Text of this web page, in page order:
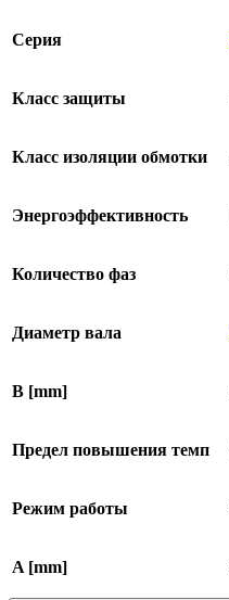
Серия
Класс защиты
Класс изоляции обмотки
Энергоэффективность
Количество фаз
Диаметр вала
B [mm]
Предел повышения темп
Режим работы
A [mm]